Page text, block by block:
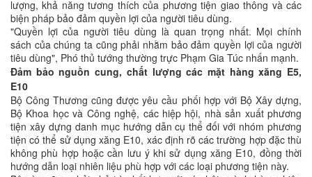
lượng, khả năng tương thích của phương tiện giao thông và các
biện pháp bảo đảm quyền lợi của người tiêu dùng.
"Quyền lợi của người tiêu dùng là quan trọng nhất. Mọi chính
sách của chúng ta cũng phải nhằm bảo đảm quyền lợi của người
tiêu dùng", Phó thủ tướng thường trực Phạm Gia Túc nhấn mạnh.
Đảm bảo nguồn cung, chất lượng các mặt hàng xăng E5,
E10
Bộ Công Thương cũng được yêu cầu phối hợp với Bộ Xây dựng,
Bộ Khoa học và Công nghệ, các hiệp hội, nhà sản xuất phương
tiện xây dựng danh mục hướng dẫn cụ thể đối với nhóm phương
tiện có thể sử dụng xăng E10, xác định rõ các trường hợp đặc thù
không phù hợp hoặc cần lưu ý khi sử dụng xăng E10, đồng thời
hướng dẫn loại nhiên liệu phù hợp với các loại phương tiện này.